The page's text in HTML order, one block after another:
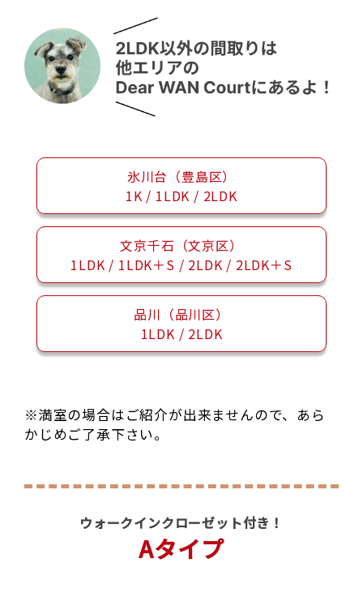
氷川台（豊島区）
1K / 1LDK / 2LDK
文京千石（文京区）
1LDK / 1LDK＋S / 2LDK / 2LDK＋S
品川（品川区）
1LDK / 2LDK
※満室の場合はご紹介が出来ませんので、あら
かじめご了承下さい。
ウォークインクローゼット付き！
Aタイプ